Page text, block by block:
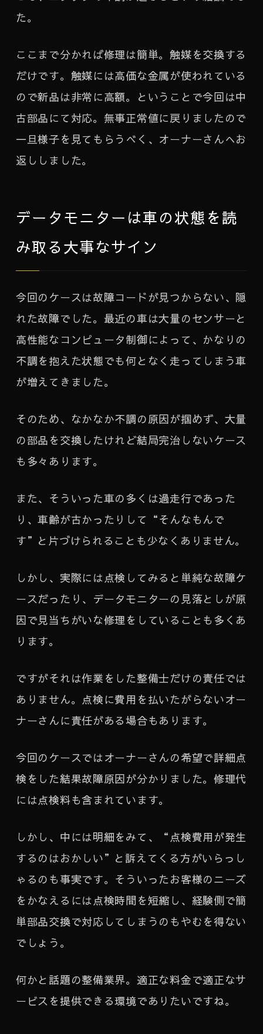
た。
ここまで分かれば修理は簡単。触媒を交換する
だけです。触媒には高価な金属が使われている
ので新品は非常に高額。ということで今回は中
古部品にて対応。無事正常値に戻りましたので
一旦様子を見てもらうべく、オーナーさんへお
返ししました。
データモニターは車の状態を読
み取る大事なサイン
今回のケースは故障コードが見つからない、隠
れた故障でした。最近の車は大量のセンサーと
高性能なコンピュータ制御によって、かなりの
不調を抱えた状態でも何となく走ってしまう車
が増えてきました。
そのため、なかなか不調の原因が掴めず、大量
の部品を交換したけれど結局完治しないケース
も多々あります。
また、そういった車の多くは過走行であった
り、車齢が古かったりして“そんなもんで
す”と片づけられることも少なくありません。
しかし、実際には点検してみると単純な故障ケ
ースだったり、データモニターの見落としが原
因で見当ちがいな修理をしていることも多くあ
ります。
ですがそれは作業をした整備士だけの責任では
ありません。点検に費用を払いたがらないオー
ナーさんに責任がある場合もあります。
今回のケースではオーナーさんの希望で詳細点
検をした結果故障原因が分かりました。修理代
には点検料も含まれています。
しかし、中には明細をみて、“点検費用が発生
するのはおかしい”と訴えてくる方がいらっし
ゃるのも事実です。そういったお客様のニーズ
をかなえるには点検時間を短縮し、経験側で簡
単部品交換で対応してしまうのもやむを得ない
でしょう。
何かと話題の整備業界。適正な料金で適正なサ
ービスを提供できる環境でありたいですね。